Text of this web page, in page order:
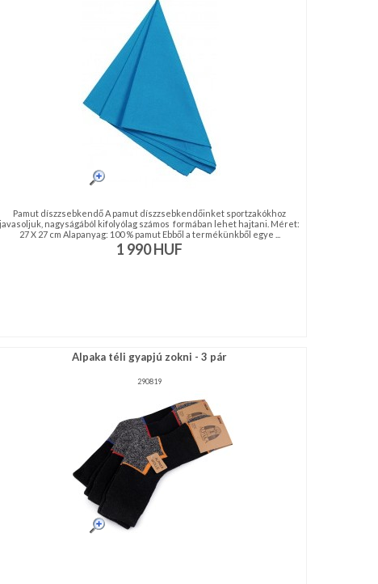
Pamut díszzsebkendő A pamut díszzsebkendőinket sportzakókhoz
javasoljuk, nagyságából kifolyólag számos formában lehet hajtani. Méret:
27 X 27 cm Alapanyag: 100 % pamut Ebből a termékünkből egye ...
1 990HUF
Alpaka téli gyapjú zokni - 3 pár
290819